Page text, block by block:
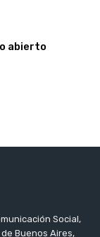
abierto
Social,
Buenos Aires,